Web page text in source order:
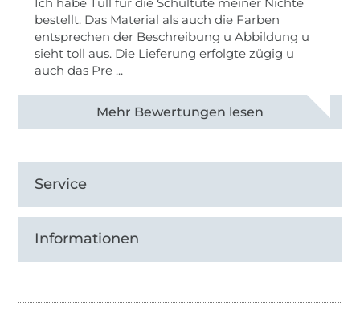
bestellt. Das Material als auch die Farben
entsprechen der Beschreibung u Abbildung u
sieht toll aus. Die Lieferung erfolgte zügig u
auch das Pre ...
Alle 82950 Bewertungen ansehen
Service
Informationen